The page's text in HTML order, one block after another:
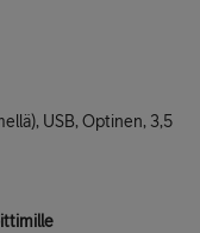
USB, Optinen, 3,5